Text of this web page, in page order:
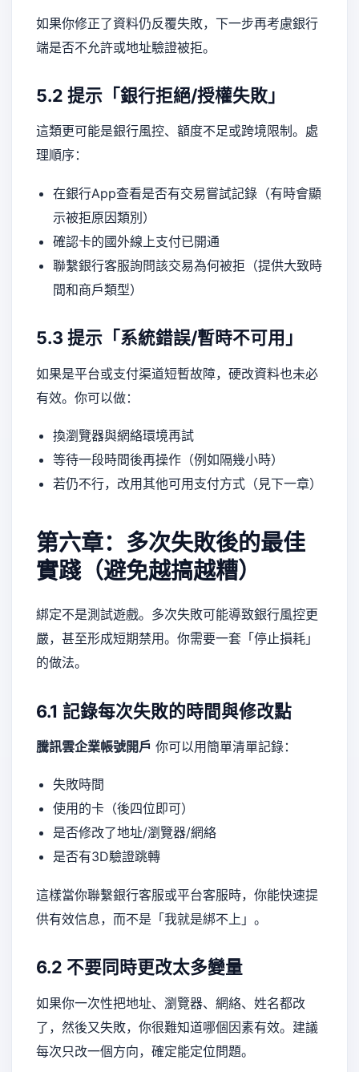
如果你修正了資料仍反覆失敗，下一步再考慮銀行
端是否不允許或地址驗證被拒。
5.2 提示「銀行拒絕/授權失敗」
這類更可能是銀行風控、額度不足或跨境限制。處
理順序：
在銀行App查看是否有交易嘗試記錄（有時會顯
示被拒原因類別）
確認卡的國外線上支付已開通
聯繫銀行客服詢問該交易為何被拒（提供大致時
間和商戶類型）
5.3 提示「系統錯誤/暫時不可用」
如果是平台或支付渠道短暫故障，硬改資料也未必
有效。你可以做：
換瀏覽器與網絡環境再試
等待一段時間後再操作（例如隔幾小時）
若仍不行，改用其他可用支付方式（見下一章）
第六章：多次失敗後的最佳
實踐（避免越搞越糟）
綁定不是測試遊戲。多次失敗可能導致銀行風控更
嚴，甚至形成短期禁用。你需要一套「停止損耗」
的做法。
6.1 記錄每次失敗的時間與修改點
騰訊雲企業帳號開戶 你可以用簡單清單記錄：
失敗時間
使用的卡（後四位即可）
是否修改了地址/瀏覽器/網絡
是否有3D驗證跳轉
這樣當你聯繫銀行客服或平台客服時，你能快速提
供有效信息，而不是「我就是綁不上」。
6.2 不要同時更改太多變量
如果你一次性把地址、瀏覽器、網絡、姓名都改
了，然後又失敗，你很難知道哪個因素有效。建議
每次只改一個方向，確定能定位問題。